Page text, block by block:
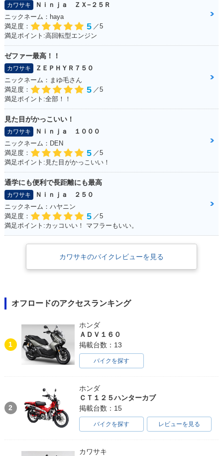
カワサキ
Ｎｉｎｊａ ＺＸ−２５Ｒ
ニックネーム：haya
満足度：
5 ／5
満足ポイント:高回転型エンジン
ゼファー最高！！
カワサキ
ＺＥＰＨＹＲ７５０
ニックネーム：まゆ毛さん
満足度：
5 ／5
満足ポイント:全部！！
見た目がかっこいい！
カワサキ
Ｎｉｎｊａ １０００
ニックネーム：DEN
満足度：
5 ／5
満足ポイント:見た目がかっこいい！
通学にも便利で長距離にも最高
カワサキ
Ｎｉｎｊａ ２５０
ニックネーム：ハヤニン
満足度：
5 ／5
満足ポイント:カッコいい！ マフラーもいい。
カワサキのバイクレビューを見る
オフロードのアクセスランキング
1
ホンダ
ＡＤＶ１６０
掲載台数：13
バイクを探す
2
ホンダ
ＣＴ１２５ハンターカブ
掲載台数：15
バイクを探す レビューを見る
カワサキ